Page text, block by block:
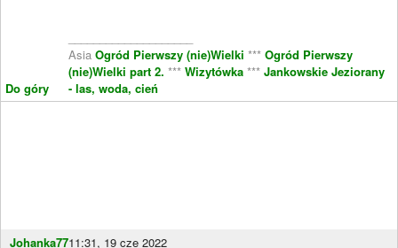
Do góry
Asia Ogród Pierwszy (nie)Wielki *** Ogród Pierwszy
(nie)Wielki part 2. *** Wizytówka *** Jankowskie Jeziorany
- las, woda, cień
Johanka7711:31, 19 cze 2022